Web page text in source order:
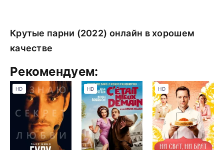
Крутые парни (2022) онлайн в хорошем
качестве
Рекомендуем:
HD HD HD